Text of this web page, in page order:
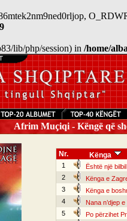
9
lib/php/session) in /home/
Afrim Muçiqi - Këngë që
Nr. Kënga
1 Është një
2
Kënga e
3
Kënga e
4
Nana n’djep
5
Po përzihet